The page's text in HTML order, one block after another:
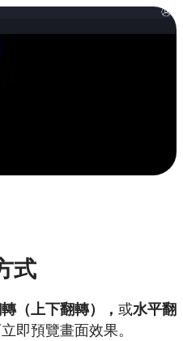
式
（上下翻轉）， 或水平翻
即預覽畫面效果。